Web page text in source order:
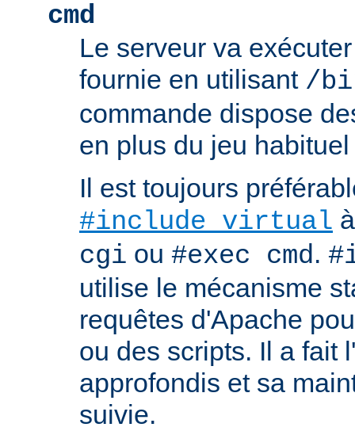
cmd
Le serveur va
fournie en utilisant /
commande dispose
en plus du jeu
Il est toujours
#include virtual
cgi ou #exec cmd.
utilise le mécanisme
requêtes d'Apache
ou des scripts. Il a fait
approfondis et sa
suivie.